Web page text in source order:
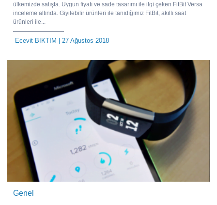
ülkemizde satışta. Uygun fiyatı ve sade tasarımı ile ilgi çeken FitBit Versa
inceleme altında. Giyilebilir ürünleri ile tanıdığımız FitBit, akıllı saat
ürünleri ile...
Ecevit BIKTIM | 27 Ağustos 2018
Genel